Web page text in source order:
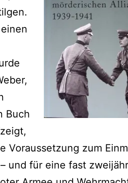
Buch
Voraussetzung zum
und für eine fast